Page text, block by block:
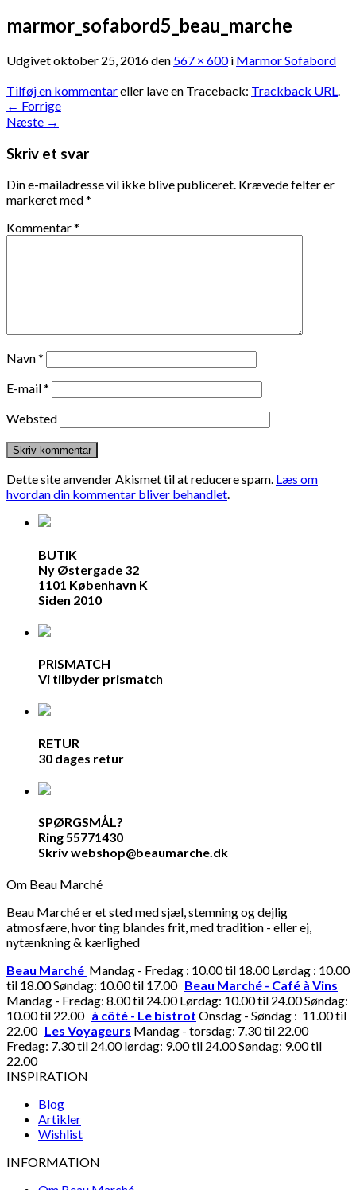
marmor_sofabord5_beau_marche
Udgivetoktober 25, 2016den 567 × 600i Marmor Sofabord
Tilføj en kommentareller lave en Traceback: Trackback URL.
← Forrige
Næste →
Skriv et svar
Din e-mailadresse vil ikke blive publiceret. Krævede felter er
markeret med*
Kommentar*
Navn*
E-mail*
Websted
Dette site anvender Akismet til at reducere spam. Læs om
hvordan din kommentar bliver behandlet.
BUTIK
Ny Østergade 32
1101 København K
Siden 2010
PRISMATCH
Vi tilbyder prismatch
RETUR
30 dages retur
SPØRGSMÅL?
Ring 55771430
Skriv webshop@beaumarche.dk
Om Beau Marché
Beau Marché er et sted med sjæl, stemning og dejlig
atmosfære, hvor ting blandes frit, med tradition - eller ej,
nytænkning & kærlighed
Beau Marché Mandag - Fredag : 10.00 til 18.00 Lørdag : 10.00
til 18.00 Søndag: 10.00 til 17.00 Beau Marché - Café à Vins
Mandag - Fredag: 8.00 til 24.00 Lørdag: 10.00 til 24.00 Søndag:
10.00 til 22.00 à côté - Le bistrot Onsdag - Søndag : 11.00 til
22.00 Les Voyageurs Mandag - torsdag: 7.30 til 22.00
Fredag: 7.30 til 24.00 lørdag: 9.00 til 24.00 Søndag: 9.00 til
22.00
INSPIRATION
Blog
Artikler
Wishlist
INFORMATION